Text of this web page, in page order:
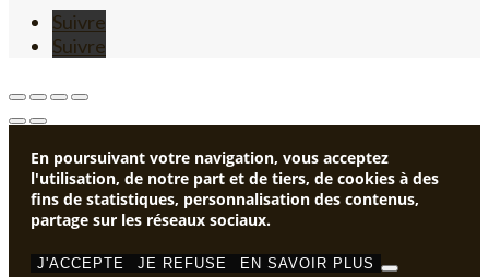
Suivre
Suivre
En poursuivant votre navigation, vous acceptez
l'utilisation, de notre part et de tiers, de cookies à des
fins de statistiques, personnalisation des contenus,
partage sur les réseaux sociaux.
J'ACCEPTE JE REFUSE EN SAVOIR PLUS